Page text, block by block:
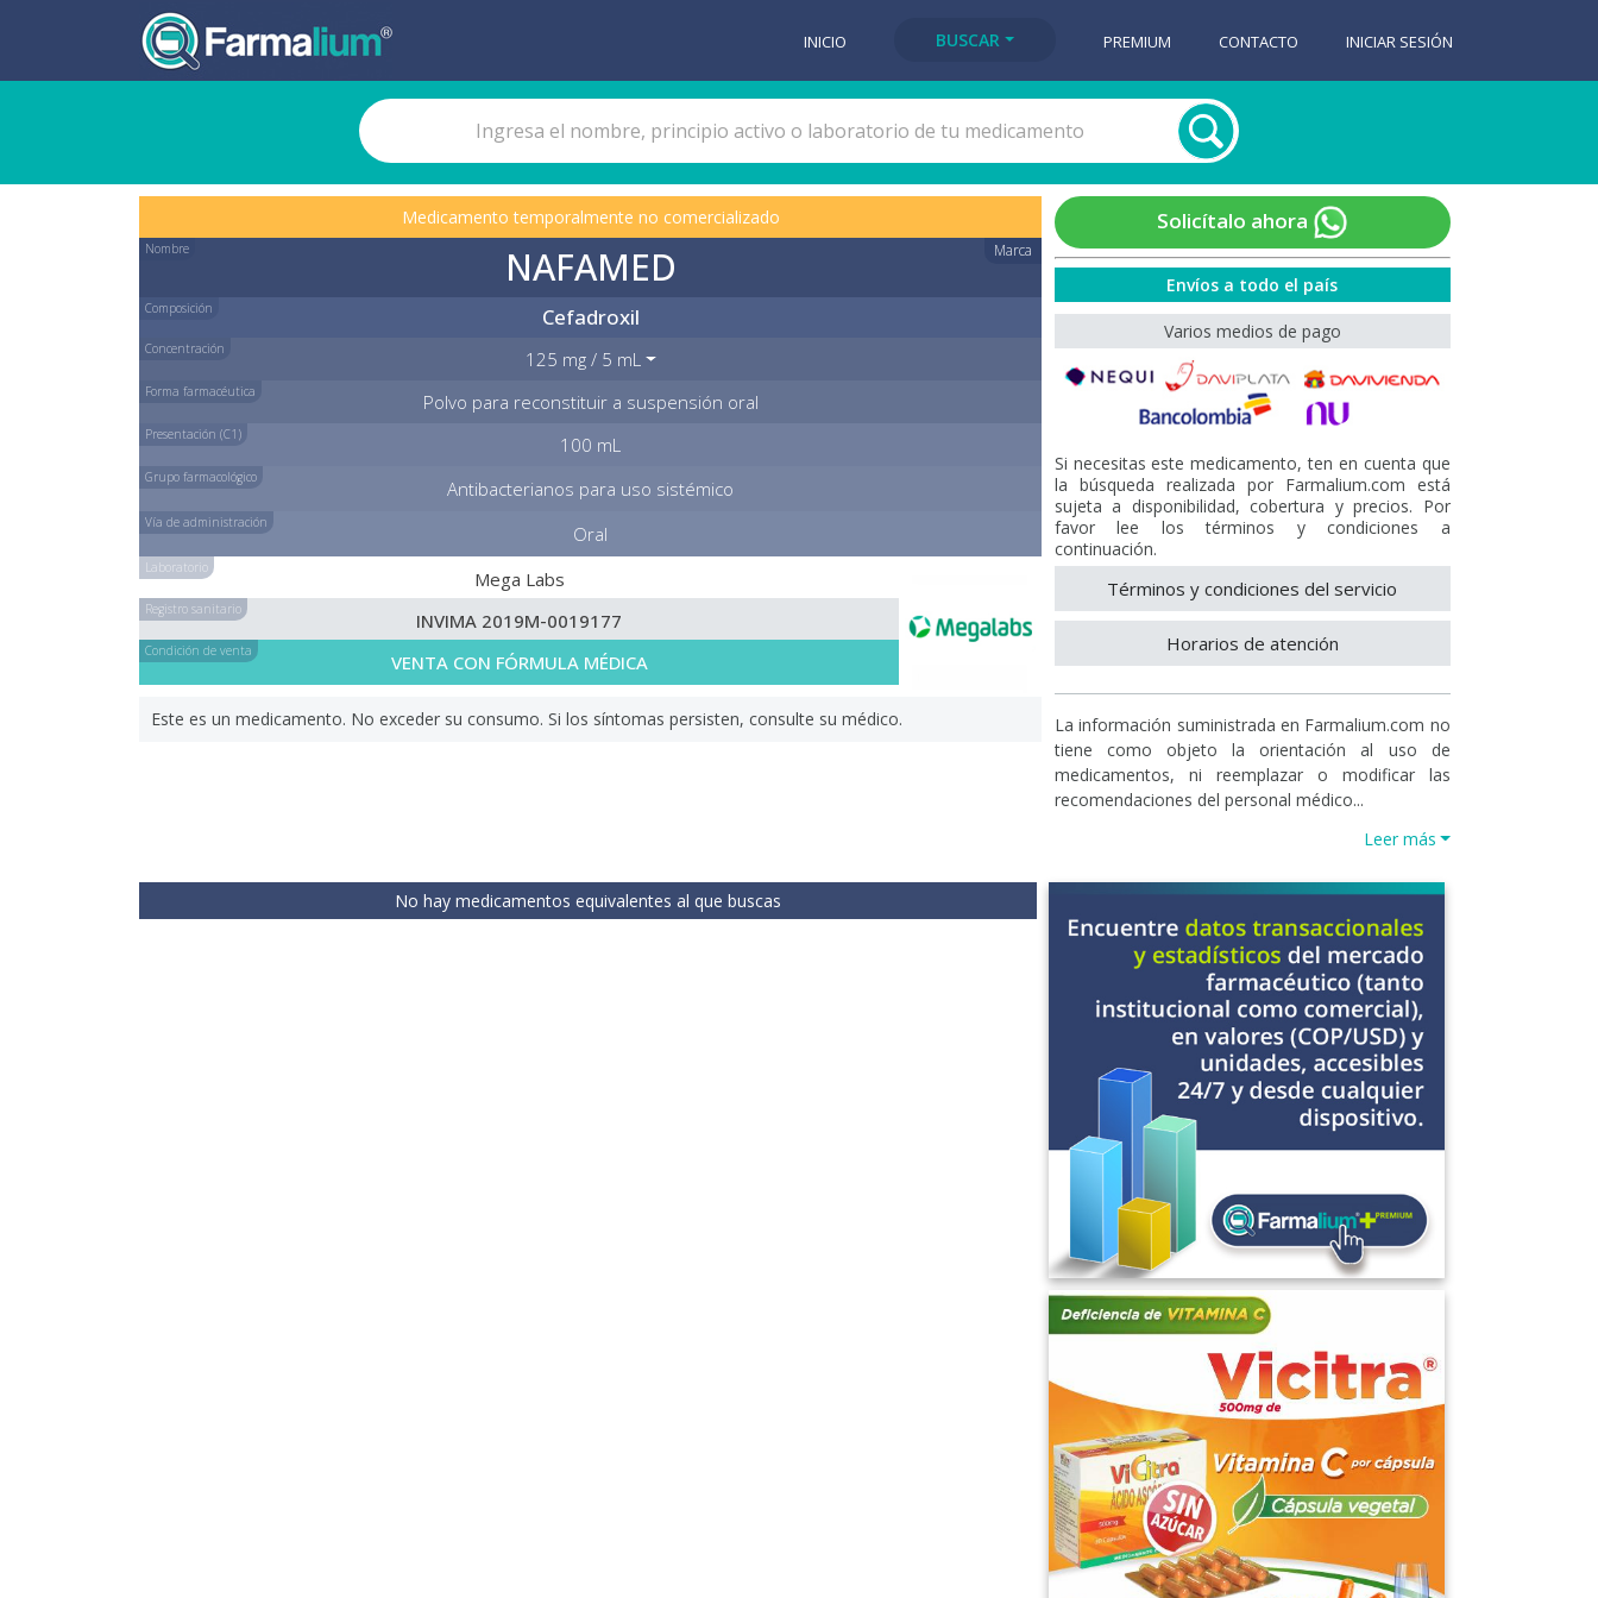
INICIO BUSCAR PREMIUM CONTACTO INICIAR SESIÓN
Medicamento temporalmente no comercializado
Nombre Marca
NAFAMED
Composición Cefadroxil
Concentración 125 mg / 5 mL
Forma farmacéutica Polvo para reconstituir a suspensión oral
Presentación (C1) 100 mL
Grupo farmacológico Antibacterianos para uso sistémico
Vía de administración Oral
Laboratorio Mega Labs
Registro sanitario INVIMA 2019M-0019177
Condición de venta VENTA CON FÓRMULA MÉDICA
Este es un medicamento. No exceder su consumo. Si los síntomas persisten, consulte su médico.
Solicítalo ahora
Envíos a todo el país
Varios medios de pago
Si necesitas este medicamento, ten en cuenta que
la búsqueda realizada por Farmalium.com está
sujeta a disponibilidad, cobertura y precios. Por
favor lee los términos y condiciones a
continuación.
Términos y condiciones del servicio
Horarios de atención
La información suministrada en Farmalium.com no
tiene como objeto la orientación al uso de
medicamentos, ni reemplazar o modificar las
recomendaciones del personal médico...
Leer más
No hay medicamentos equivalentes al que buscas